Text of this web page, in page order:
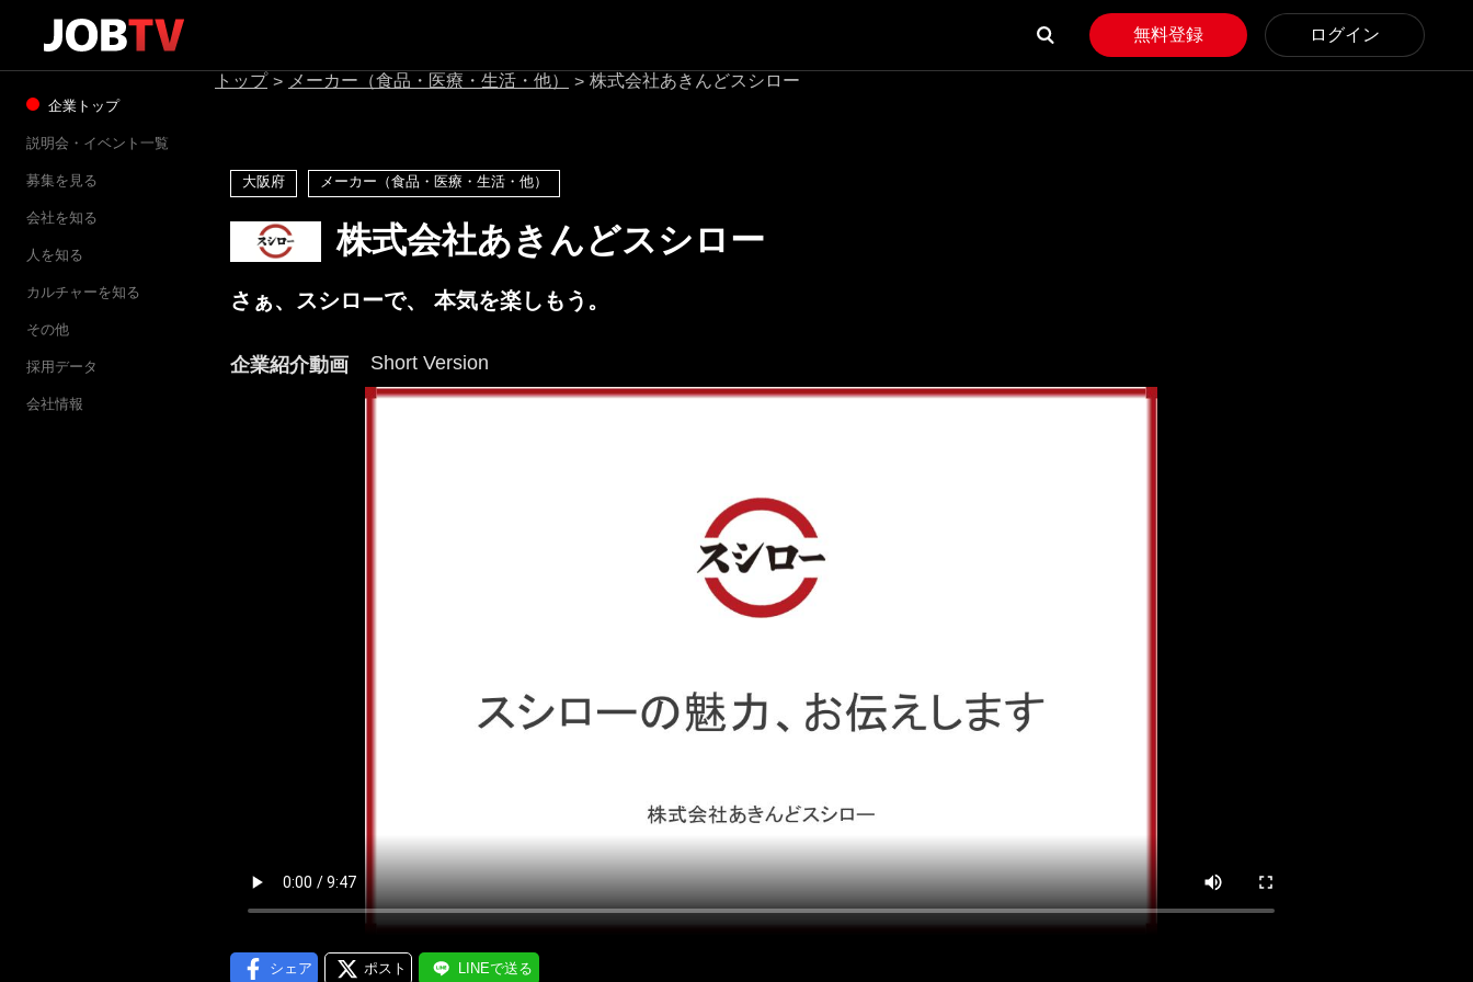
無料登録 ログイン
通知設定
LINE通知
企業トップ
説明会・イベント一覧
募集を見る
会社を知る
人を知る
カルチャーを知る
その他
採用データ
会社情報
トップ > メーカー（食品・医療・生活・他） > 株式会社あきんどスシロー
大阪府 メーカー（食品・医療・生活・他）
株式会社あきんどスシロー
さぁ、スシローで、 本気を楽しもう。
企業紹介動画 Short Version
シェア ポスト LINEで送る
にはプロフィール画像のアップロードが必要です
プロフィール編集する
会員登録する ＞
ログインする